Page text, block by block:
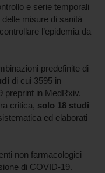
e serie temporali
misure di sanità
l’epidemia da
predefinite di
di cui 3595 in
preprint in MedRxiv.
critica, solo 18 studi
ed elaborati
non farmacologici
di COVID-19.